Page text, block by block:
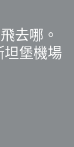
去哪。
堡機場